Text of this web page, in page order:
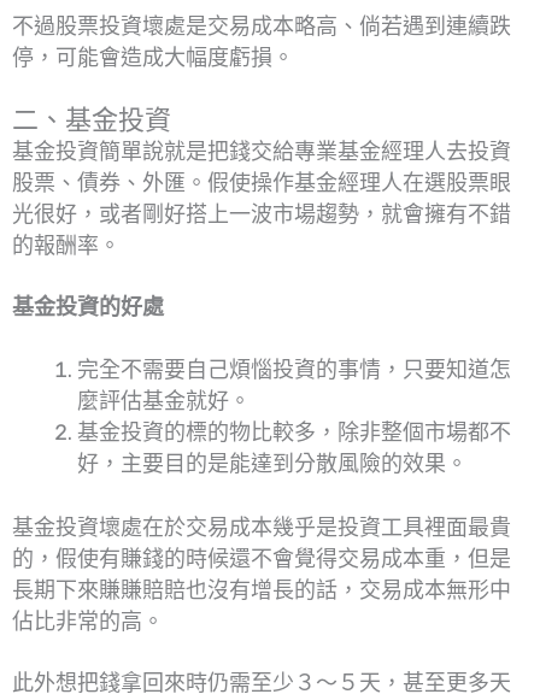
不過股票投資壞處是交易成本略高、倘若遇到連續跌
停，可能會造成大幅度虧損。
二、基金投資
基金投資簡單說就是把錢交給專業基金經理人去投資
股票、債券、外匯。假使操作基金經理人在選股票眼
光很好，或者剛好搭上一波市場趨勢，就會擁有不錯
的報酬率。
基金投資的好處
完全不需要自己煩惱投資的事情，只要知道怎
麼評估基金就好。
基金投資的標的物比較多，除非整個市場都不
好，主要目的是能達到分散風險的效果。
基金投資壞處在於交易成本幾乎是投資工具裡面最貴
的，假使有賺錢的時候還不會覺得交易成本重，但是
長期下來賺賺賠賠也沒有增長的話，交易成本無形中
佔比非常的高。
此外想把錢拿回來時仍需至少３～５天，甚至更多天